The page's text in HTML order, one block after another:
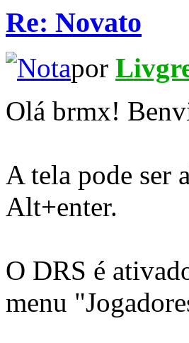
Re: Novato
por
Olá brmx!
A tela pode ser
Alt+enter.
O DRS é
menu